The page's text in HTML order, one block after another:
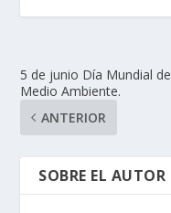
5 de junio Día Mundial de
Medio Ambiente.
ANTERIOR
SOBRE EL AUTOR